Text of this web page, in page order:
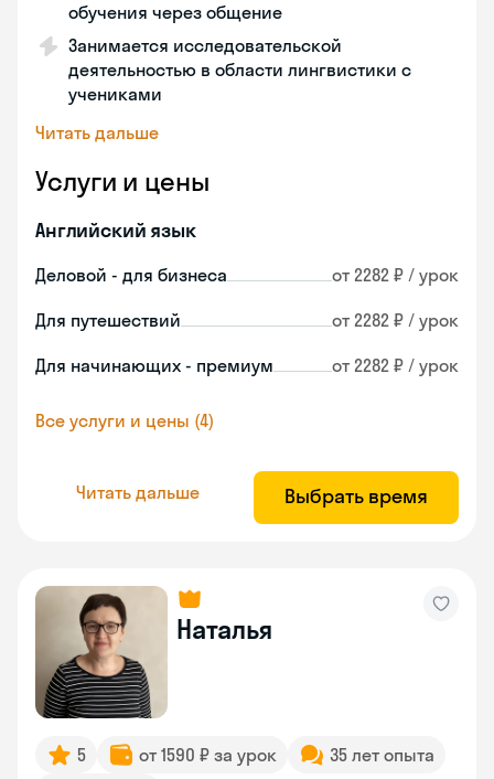
обучения через общение
Занимается исследовательской
деятельностью в области лингвистики с
учениками
Читать дальше
Услуги и цены
Английский язык
Деловой - для бизнеса от 2282 ₽ / урок
Для путешествий от 2282 ₽ / урок
Для начинающих - премиум от 2282 ₽ / урок
Все услуги и цены (4)
Читать дальше Выбрать время
Наталья
5 от 1590 ₽ за урок
35 лет опыта